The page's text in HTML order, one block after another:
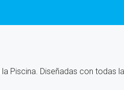
Piscina. Diseñadas con todas